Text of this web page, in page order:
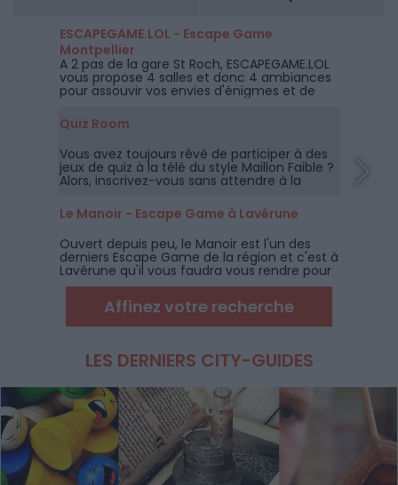
ESCAPEGAME.LOL - Escape Game
Montpellier
A 2 pas de la gare St Roch, ESCAPEGAME.LOL
vous propose 4 salles et donc 4 ambiances
pour assouvir vos envies d'énigmes et de
challenges.
Quiz Room
Vous avez toujours rêvé de participer à des
jeux de quiz à la télé du style Maillon Faible ?
Alors, inscrivez-vous sans attendre à la
Le Manoir - Escape Game à Lavérune
Ouvert depuis peu, le Manoir est l'un des
derniers Escape Game de la région et c'est à
Lavérune qu'il vous faudra vous rendre pour
tenter de retrouver la relique perdue du
Professeur Gordon !
Affinez votre recherche
LES DERNIERS CITY-GUIDES